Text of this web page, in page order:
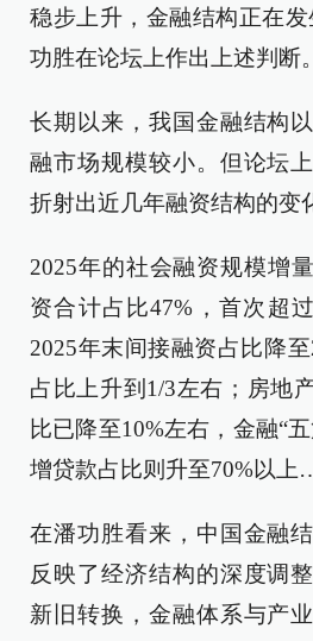
稳步上升，金融结构正在
功胜在论坛上作出上述判断。
长期以来，我国金融结构
融市场规模较小。但论坛
折射出近几年融资结构的变
2025年的社会融资规模增
资合计占比47%，首次超
2025年末间接融资占比降
占比上升到1/3左右；房地
比已降至10%左右，金融“
增贷款占比则升至70%以
在潘功胜看来，中国金融
反映了经济结构的深度调
新旧转换，金融体系与产